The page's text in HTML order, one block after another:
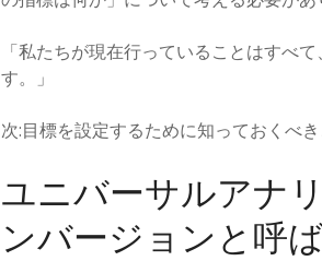
「私たちが現在行っていることはすべ
す。」
次:目標を設定するために知っておくべき
ユニバーサルアナ
ンバージョンと呼